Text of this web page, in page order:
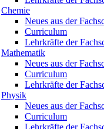
Chemie
Neues aus der
Curriculum
Lehrkräfte der
Mathematik
Neues aus der
Curriculum
Lehrkräfte der
Physik
Neues aus der
Curriculum